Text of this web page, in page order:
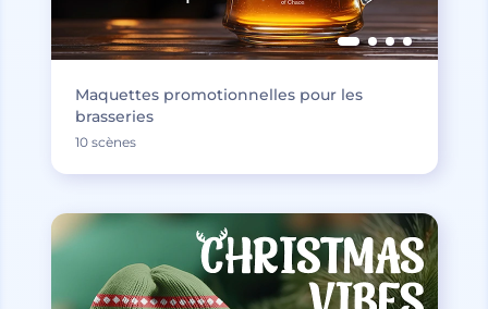
Maquettes promotionnelles pour les
brasseries
10 scènes